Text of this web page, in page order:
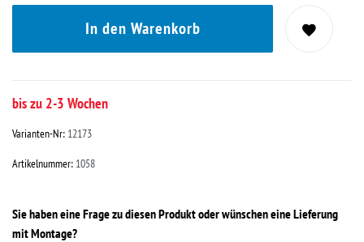
In den Warenkorb
bis zu 2-3 Wochen
Varianten-Nr: 12173
Artikelnummer: 1058
Sie haben eine Frage zu diesen Produkt oder wünschen eine Lieferung
mit Montage?